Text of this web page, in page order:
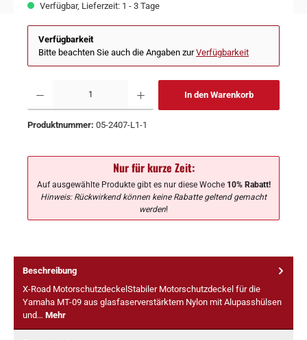
Verfügbar, Lieferzeit: 1 - 3 Tage
Verfügbarkeit
Bitte beachten Sie auch die Angaben zurVerfügbarkeit
In den Warenkorb
Produktnummer: 05-2407-L1-1
Nur für kurze Zeit:
Auf ausgewählte Produkte gibt es nur diese Woche10% Rabatt!
Hinweis: Rückwirkend können keine Rabatte geltend gemacht
werden!
Beschreibung
X-Road MotorschutzdeckelStabiler Motorschutzdeckel für die
Yamaha MT-09 aus glasfaserverstärktem Nylon mit Alupasshülsen
und… Mehr